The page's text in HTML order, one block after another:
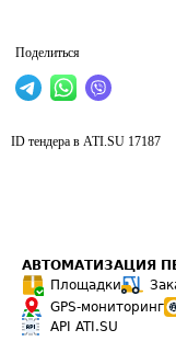
Поделиться
ID тендера в ATI.SU 17187
АВТОМАТИЗАЦИЯ
Площадки
GPS-мониторинг
API ATI.SU